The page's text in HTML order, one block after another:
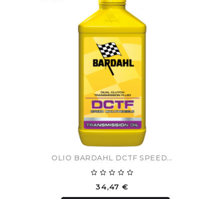
OLIO BARDAHL DCTF SPEED...
34,47 €